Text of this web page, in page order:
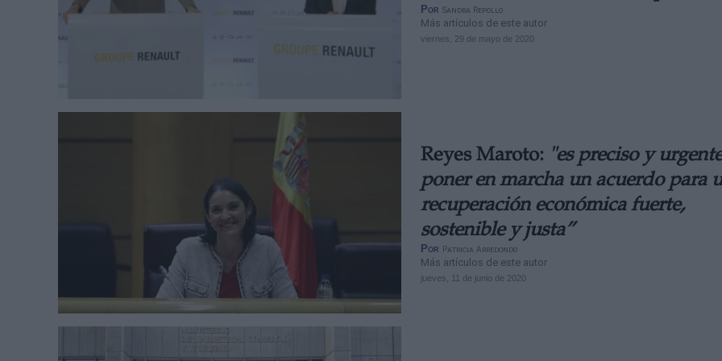
Por Sandra Repollo
Más artículos de este autor
viernes, 29 de mayo de 2020
Reyes Maroto: "es preciso y urgente
poner en marcha un acuerdo para
recuperación económica fuerte,
sostenible y justa”
Por Patricia Arredondo
Más artículos de este autor
jueves, 11 de junio de 2020